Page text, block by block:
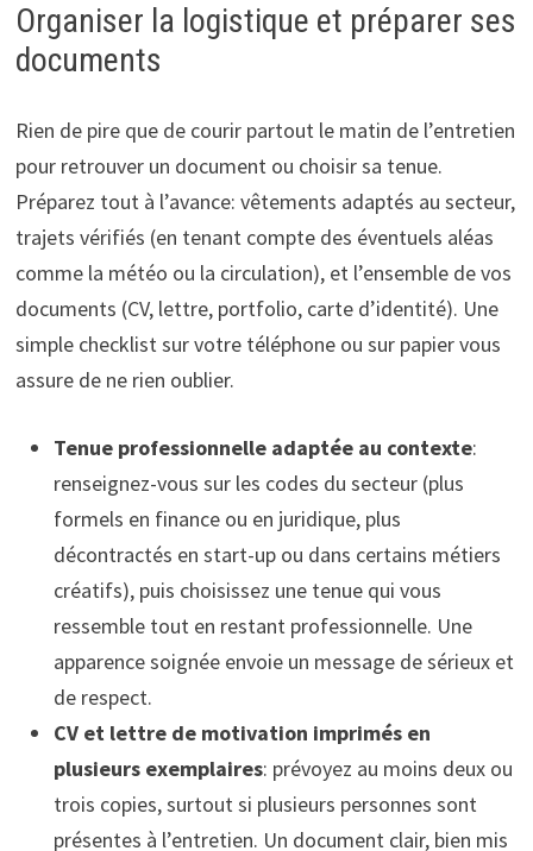
Organiser la logistique et préparer ses
documents
Rien de pire que de courir partout le matin de l’entretien
pour retrouver un document ou choisir sa tenue.
Préparez tout à l’avance: vêtements adaptés au secteur,
trajets vérifiés (en tenant compte des éventuels aléas
comme la météo ou la circulation), et l’ensemble de vos
documents (CV, lettre, portfolio, carte d’identité). Une
simple checklist sur votre téléphone ou sur papier vous
assure de ne rien oublier.
Tenue professionnelle adaptée au contexte:
renseignez-vous sur les codes du secteur (plus
formels en finance ou en juridique, plus
décontractés en start-up ou dans certains métiers
créatifs), puis choisissez une tenue qui vous
ressemble tout en restant professionnelle. Une
apparence soignée envoie un message de sérieux et
de respect.
CV et lettre de motivation imprimés en
plusieurs exemplaires: prévoyez au moins deux ou
trois copies, surtout si plusieurs personnes sont
présentes à l’entretien. Un document clair, bien mis